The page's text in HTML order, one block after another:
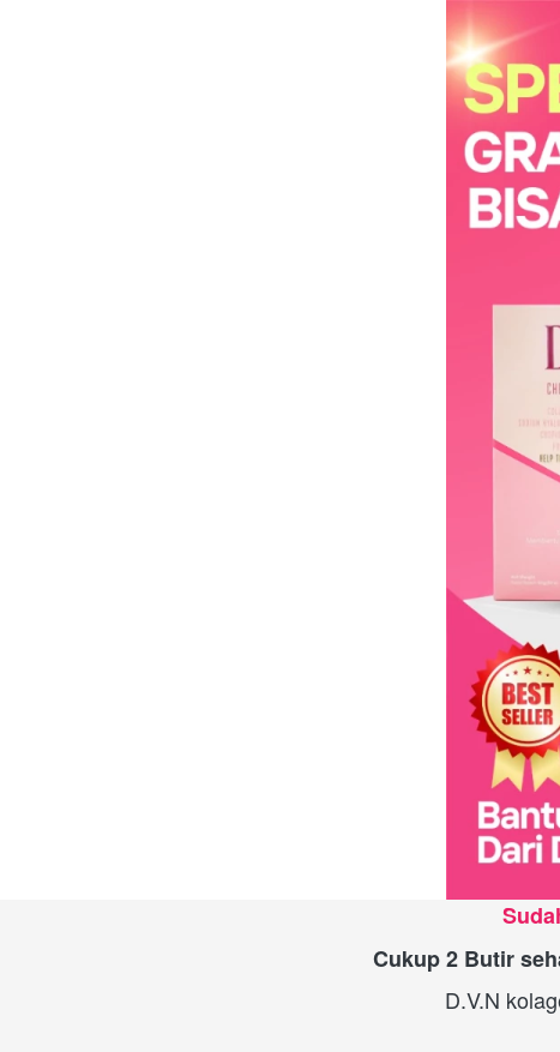
Cukup 2 Butir
D.V.N